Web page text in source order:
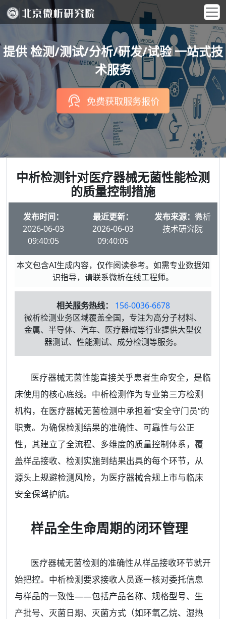
提供 检测/测试/分析/研发/试验 一站式技
术服务
免费获取服务报价
中析检测针对医疗器械无菌性能检测
的质量控制措施
发布时间：
2026-06-03
09:40:05
最近更新：
2026-06-03
09:40:05
发布来源： 微析
技术研究院
本文包含AI生成内容，仅作阅读参考。如需专业数据知
识指导，请联系微析在线工程师。
相关服务热线：
156-0036-6678
微析检测业务区域覆盖全国，专注为高分子材料、
金属、半导体、汽车、医疗器械等行业提供大型仪
器测试、性能测试、成分检测等服务。
医疗器械无菌性能直接关乎患者生命安全，是临
床使用的核心底线。中析检测作为专业第三方检测
机构，在医疗器械无菌检测中承担着“安全守门员”的
职责。为确保检测结果的准确性、可靠性与公正
性，其建立了全流程、多维度的质量控制体系，覆
盖样品接收、检测实施到结果出具的每个环节，从
源头上规避检测风险，为医疗器械合规上市与临床
安全保驾护航。
样品全生命周期的闭环管理
医疗器械无菌检测的准确性从样品接收环节就开
始把控。中析检测要求接收人员逐一核对委托信息
与样品的一致性——包括产品名称、规格型号、生
产批号、灭菌日期、灭菌方式（如环氧乙烷、湿热